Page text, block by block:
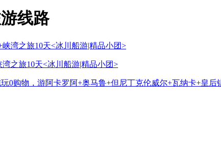
线路
之旅10天<冰川船游|精品小团>
0购物，游阿卡罗阿+奥马鲁+但尼丁克伦威尔+瓦纳卡+皇后